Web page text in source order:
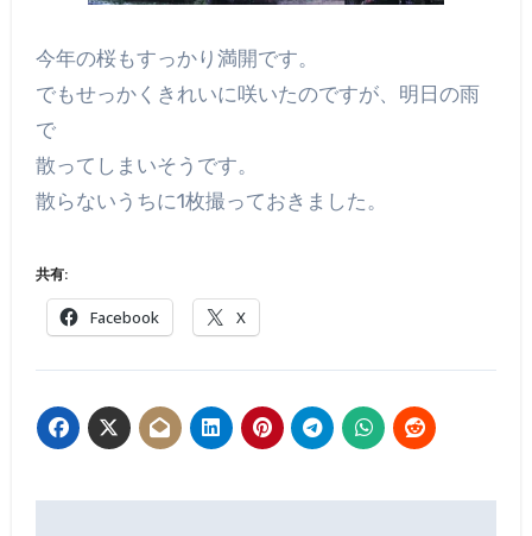
今年の桜もすっかり満開です。
でもせっかくきれいに咲いたのですが、明日の雨
で
散ってしまいそうです。
散らないうちに1枚撮っておきました。
共有:
Facebook X